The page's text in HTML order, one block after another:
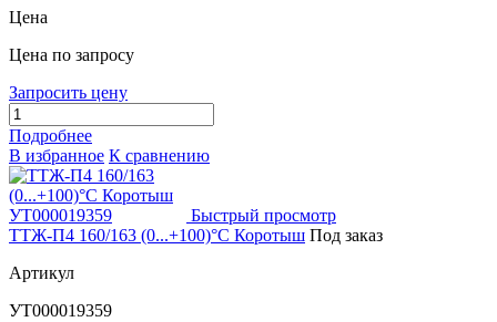
Цена
Цена по запросу
Запросить цену
Подробнее
В избранное К сравнению
Быстрый просмотр
ТТЖ-П4 160/163 (0...+100)°С Коротыш Под заказ
Артикул
УТ000019359